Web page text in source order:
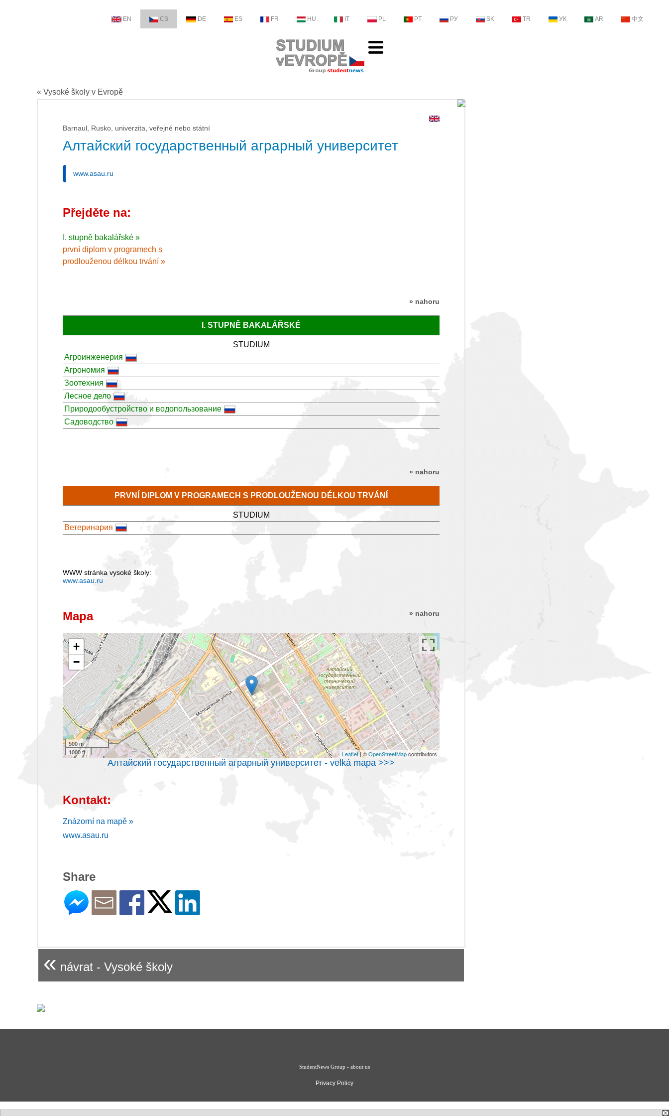
EN CS DE ES FR HU IT PL PT РУ SK TR УК AR 中文
« Vysoké školy v Evropě
Barnaul, Rusko, univerzita, veřejné nebo státní
Алтайский государственный аграрный университет
www.asau.ru
Přejděte na:
I. stupně bakalářské »
první diplom v programech s
prodlouženou délkou trvání »
» nahoru
I. STUPNĚ BAKALÁŘSKÉ
STUDIUM
Агроинженерия
Агрономия
Зоотехния
Лесное дело
Природообустройство и водопользование
Садоводство
» nahoru
PRVNÍ DIPLOM V PROGRAMECH S PRODLOUŽENOU DÉLKOU TRVÁNÍ
STUDIUM
Ветеринария
WWW stránka vysoké školy:
www.asau.ru
» nahoru
Mapa
+
−
500 m
1000 ft
Leaflet| ©OpenStreetMapcontributors
Алтайский государственный аграрный университет - velká mapa >>>
Kontakt:
Znázorní na mapě »
www.asau.ru
Share
« návrat - Vysoké školy
StudentNews Group - about us
Privacy Policy